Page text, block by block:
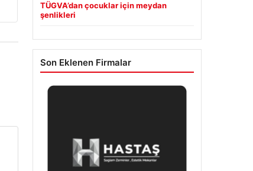
TÜGVA’dan çocuklar için meydan
şenlikleri
Son Eklenen Firmalar